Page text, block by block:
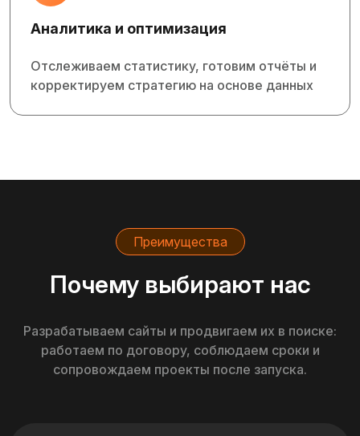
Аналитика и оптимизация
Отслеживаем статистику, готовим отчёты и
корректируем стратегию на основе данных
Преимущества
Почему выбирают нас
Разрабатываем сайты и продвигаем их в поиске:
работаем по договору, соблюдаем сроки и
сопровождаем проекты после запуска.